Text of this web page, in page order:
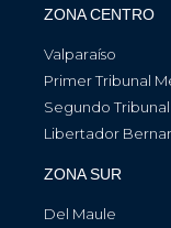
ZONA CENTRO
Valparaíso
Primer Tribunal
Segundo
Libertador
ZONA SUR
Del Maule